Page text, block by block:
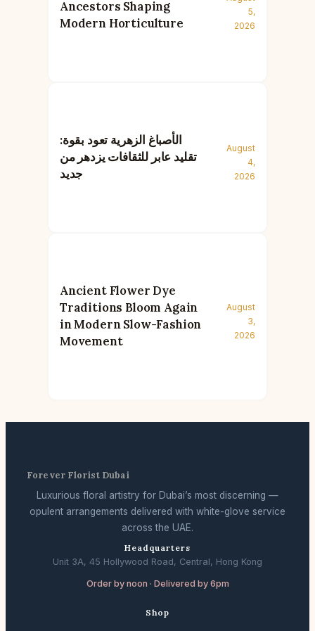
Ancestors Shaping
Modern Horticulture
5,
2026
الأصباغ الزهرية تعود بقوة:
تقليد عابر للثقافات يزدهر من
جديد
August
4,
2026
Ancient Flower Dye
Traditions Bloom Again
in Modern Slow-Fashion
Movement
August
3,
2026
Forever Florist Dubai
Luxurious floral artistry for Dubai’s most discerning —
opulent arrangements delivered with white-glove service
across the UAE.
Headquarters
Unit 3A, 45 Hollywood Road, Central, Hong Kong
Order by noon · Delivered by 6pm
Shop